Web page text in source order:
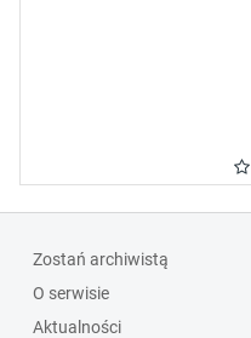
Zostań archiwistą
O serwisie
Aktualności